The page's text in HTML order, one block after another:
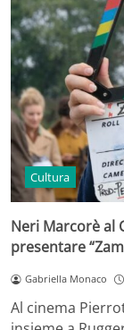
Cultura
Neri Marcorè al
presentare
Gabriella Monaco
Al cinema